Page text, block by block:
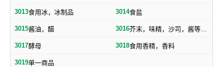
3013食用冰，冰制品 3014食盐
3015酱油，醋 3016 芥末，味精，沙司，酱等调味品
3017酵母 3018食用香精，香料
3019单一商品